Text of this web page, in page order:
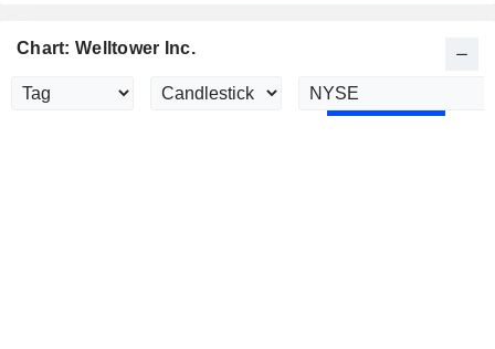
Chart: Welltower Inc.